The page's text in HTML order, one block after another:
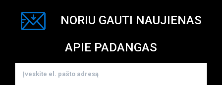
NORIU GAUTI NAUJIENAS
APIE PADANGAS